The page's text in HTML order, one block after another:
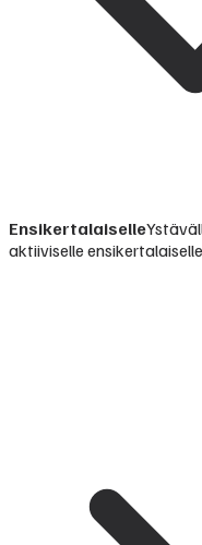
Ensikertalaiselle
aktiiviselle